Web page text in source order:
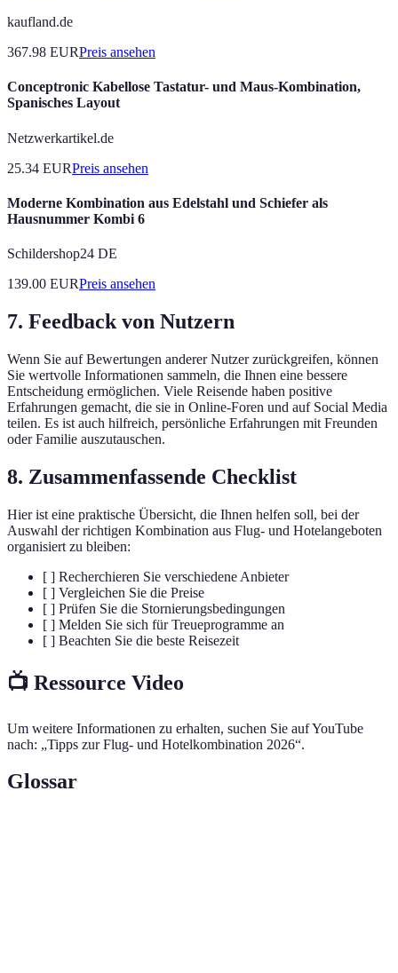
kaufland.de
367.98 EURPreis ansehen
Conceptronic Kabellose Tastatur- und Maus-Kombination,
Spanisches Layout
Netzwerkartikel.de
25.34 EURPreis ansehen
Moderne Kombination aus Edelstahl und Schiefer als
Hausnummer Kombi 6
Schildershop24 DE
139.00 EURPreis ansehen
7. Feedback von Nutzern
Wenn Sie auf Bewertungen anderer Nutzer zurückgreifen, können
Sie wertvolle Informationen sammeln, die Ihnen eine bessere
Entscheidung ermöglichen. Viele Reisende haben positive
Erfahrungen gemacht, die sie in Online-Foren und auf Social Media
teilen. Es ist auch hilfreich, persönliche Erfahrungen mit Freunden
oder Familie auszutauschen.
8. Zusammenfassende Checklist
Hier ist eine praktische Übersicht, die Ihnen helfen soll, bei der
Auswahl der richtigen Kombination aus Flug- und Hotelangeboten
organisiert zu bleiben:
[ ] Recherchieren Sie verschiedene Anbieter
[ ] Vergleichen Sie die Preise
[ ] Prüfen Sie die Stornierungsbedingungen
[ ] Melden Sie sich für Treueprogramme an
[ ] Beachten Sie die beste Reisezeit
📺 Ressource Video
Um weitere Informationen zu erhalten, suchen Sie auf YouTube
nach: „Tipps zur Flug- und Hotelkombination 2026“.
Glossar